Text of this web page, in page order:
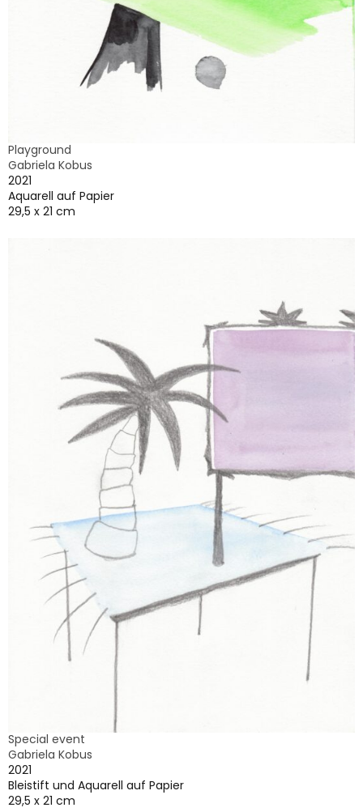
Playground
Gabriela Kobus
2021
Aquarell auf Papier
29,5 x 21 cm
Special event
Gabriela Kobus
2021
Bleistift und Aquarell auf Papier
29,5 x 21 cm